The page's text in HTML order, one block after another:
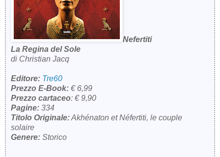
Nefertiti
La Regina del Sole
di Christian Jacq
Editore: Tre60
Prezzo E-Book: € 6,99
Prezzo cartaceo: € 9,90
Pagine: 334
Titolo Originale:Akhénaton et Néfertiti, le couple
solaire
Genere: Storico